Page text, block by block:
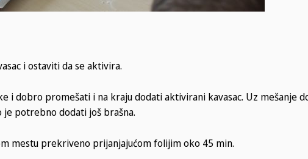
i ostaviti da se aktivira.
i dobro promešati i na kraju dodati aktivirani kavasac. Uz mešanje
je potrebno dodati još brašna.
mestu prekriveno prijanjajućom folijim oko 45 min.